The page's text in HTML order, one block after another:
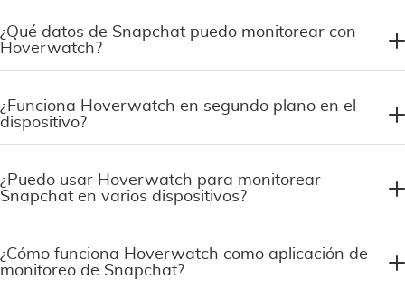
¿Qué datos de Snapchat puedo monitorear con
Hoverwatch?
¿Funciona Hoverwatch en segundo plano en el
dispositivo?
¿Puedo usar Hoverwatch para monitorear
Snapchat en varios dispositivos?
¿Cómo funciona Hoverwatch como aplicación de
monitoreo de Snapchat?